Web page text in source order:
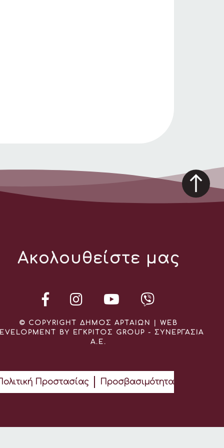
Ακολουθείστε μας
© COPYRIGHT ΔΗΜΟΣ ΑΡΤΑΙΩΝ | WEB
BY ΕΓΚΡΙΤΟΣ GROUP - ΣΥΝΕΡΓΑΣΙΑ
Α.Ε.
Προστασίας Προσβασιμότητα